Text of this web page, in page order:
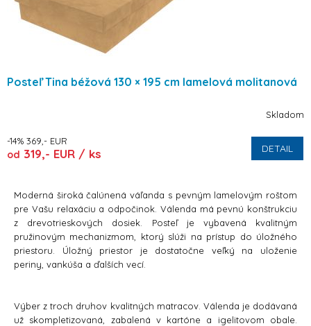
Posteľ Tina béžová 130 × 195 cm lamelová molitanová
Skladom
-14% 369,- EUR
od 319,- EUR / ks DETAIL
Moderná široká čalúnená váľanda s pevným lamelovým roštom
pre Vašu relaxáciu a odpočinok. Válenda má pevnú konštrukciu
z drevotrieskových dosiek. Posteľ je vybavená kvalitným
pružinovým mechanizmom, ktorý slúži na prístup do úložného
priestoru. Úložný priestor je dostatočne veľký na uloženie
periny, vankúša a ďalších vecí.
Výber z troch druhov kvalitných matracov. Válenda je dodávaná
už skompletizovaná, zabalená v kartóne a igelitovom obale.